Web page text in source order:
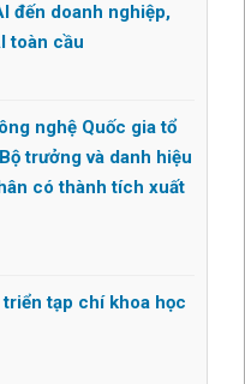
đến doanh nghiệp,
toàn cầu
nghệ Quốc gia tổ
trưởng và danh hiệu
có thành tích xuất
tạp chí khoa học